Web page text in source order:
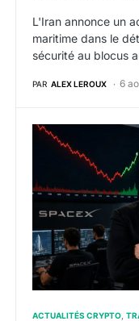
L'Iran annonce un
maritime dans le
sécurité au blocus
PAR ALEX LEROUX 6
SPCX : SpaceX
ACTUALITÉS CRYPTO